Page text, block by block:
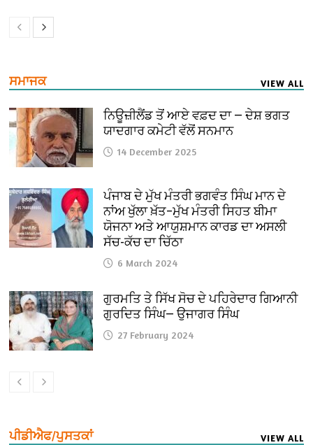
ਸਮਾਜਕ VIEW ALL
ਨਿਊਜ਼ੀਲੈਂਡ ਤੋਂ ਆਏ ਵਫ਼ਦ ਦਾ — ਦੇਸ਼ ਭਗਤ
ਯਾਦਗਾਰ ਕਮੇਟੀ ਵੱਲੋਂ ਸਨਮਾਨ
14 December 2025
ਪੰਜਾਬ ਦੇ ਮੁੱਖ ਮੰਤਰੀ ਭਗਵੰਤ ਸਿੰਘ ਮਾਨ ਦੇ
ਨਾਂਅ ਖੁੱਲਾ ਖ਼ੱਤ–ਮੁੱਖ ਮੰਤਰੀ ਸਿਹਤ ਬੀਮਾ
ਯੋਜਨਾ ਅਤੇ ਆਯੁਸ਼ਮਾਨ ਕਾਰਡ ਦਾ ਅਸਲੀ
ਸੱਚ-ਕੱਚ ਦਾ ਚਿੱਠਾ
6 March 2024
ਗੁਰਮਤਿ ਤੇ ਸਿੱਖ ਸੋਚ ਦੇ ਪਹਿਰੇਦਾਰ ਗਿਆਨੀ
ਗੁਰਦਿਤ ਸਿੰਘ— ਉਜਾਗਰ ਸਿੰਘ
27 February 2024
ਪੀਡੀਐਫ/ਪੁਸਤਕਾਂ VIEW ALL